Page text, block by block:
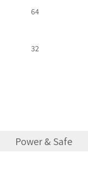
64
32
Power & Safe